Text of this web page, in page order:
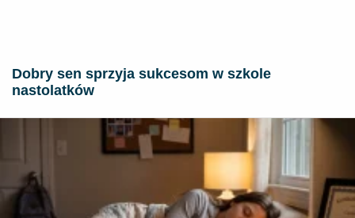
Dobry sen sprzyja sukcesom w szkole
nastolatków